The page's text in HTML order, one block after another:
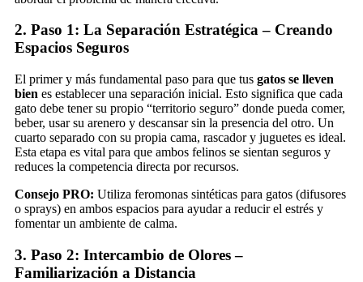
2. Paso 1: La Separación Estratégica – Creando
Espacios Seguros
El primer y más fundamental paso para que tus gatos se lleven
bien es establecer una separación inicial. Esto significa que cada
gato debe tener su propio “territorio seguro” donde pueda comer,
beber, usar su arenero y descansar sin la presencia del otro. Un
cuarto separado con su propia cama, rascador y juguetes es ideal.
Esta etapa es vital para que ambos felinos se sientan seguros y
reduces la competencia directa por recursos.
Consejo PRO: Utiliza feromonas sintéticas para gatos (difusores
o sprays) en ambos espacios para ayudar a reducir el estrés y
fomentar un ambiente de calma.
3. Paso 2: Intercambio de Olores –
Familiarización a Distancia